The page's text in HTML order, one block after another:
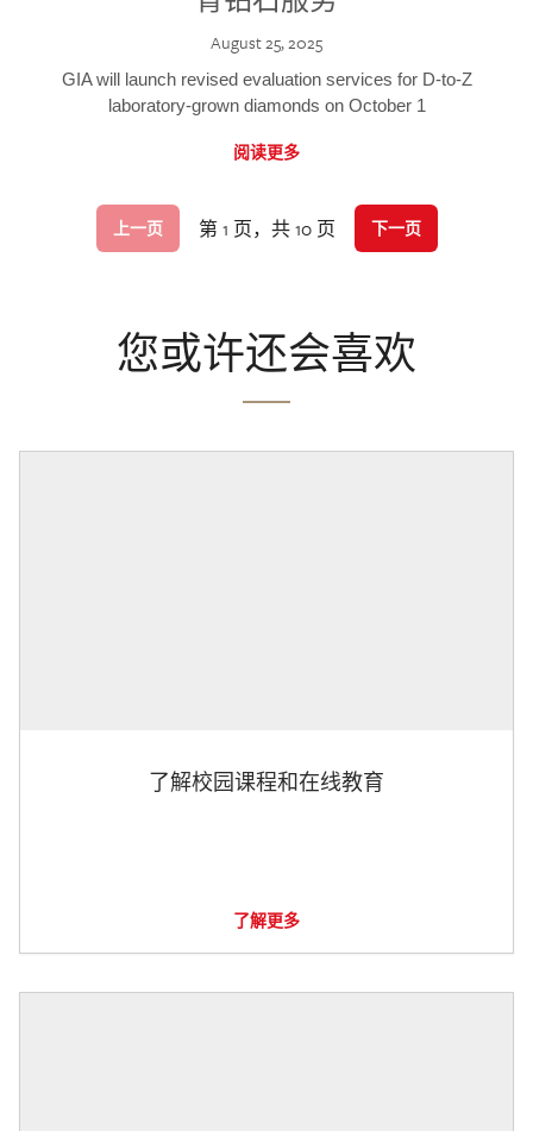
August 25, 2025
GIA will launch revised evaluation services for D-to-Z
laboratory-grown diamonds on October 1
阅读更多
上一页 第 1 页，共 10 页 下一页
您或许还会喜欢
了解校园课程和在线教育
了解更多